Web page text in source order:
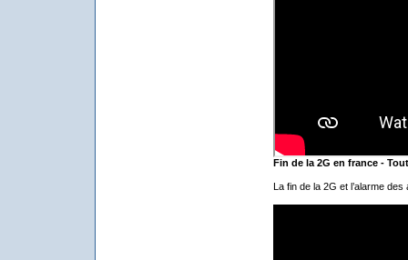
Fin de la 2G en france -
La fin de la 2G et l’alarme